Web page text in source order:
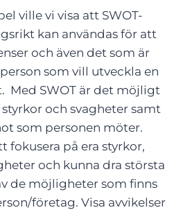
ville vi visa att SWOT-
kan användas för att
och även det som är
som vill utveckla en
Med SWOT är det möjligt
och svagheter samt
som personen möter.
fokusera på era styrkor,
och kunna dra största
de möjligheter som finns
företag. Visa avvikelser